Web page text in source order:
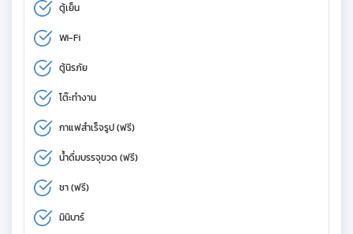
ตู้เย็น
Wi-Fi
ตู้นิรภัย
โต๊ะทำงาน
กาแฟสำเร็จรูป (ฟรี)
น้ำดื่มบรรจุขวด (ฟรี)
ชา (ฟรี)
มินิบาร์